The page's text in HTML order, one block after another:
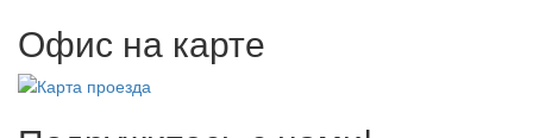
Офис на карте